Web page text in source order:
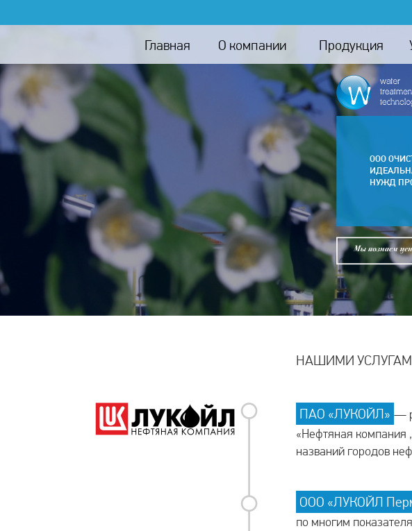
Главная О компании Продукция
ООО
НУЖД
НАШИМИ
ПАО «ЛУКОЙЛ» —
«Нефтяная компания
названий городов
ООО «ЛУКОЙЛ
по многим